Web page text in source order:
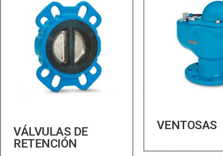
VÁLVULAS DE
RETENCIÓN
VENTOSAS